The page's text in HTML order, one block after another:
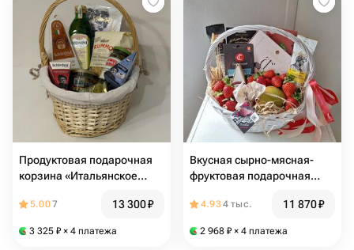
Продуктовая подарочная
корзина «Итальянское
5.007 13 300₽
3 325 ₽ × 4 платежа
Вкусная сырно-мясная-
фруктовая подарочная
конфеты, манго,клубника и
4.934 тыс. 11 870₽
2 968 ₽ × 4 платежа